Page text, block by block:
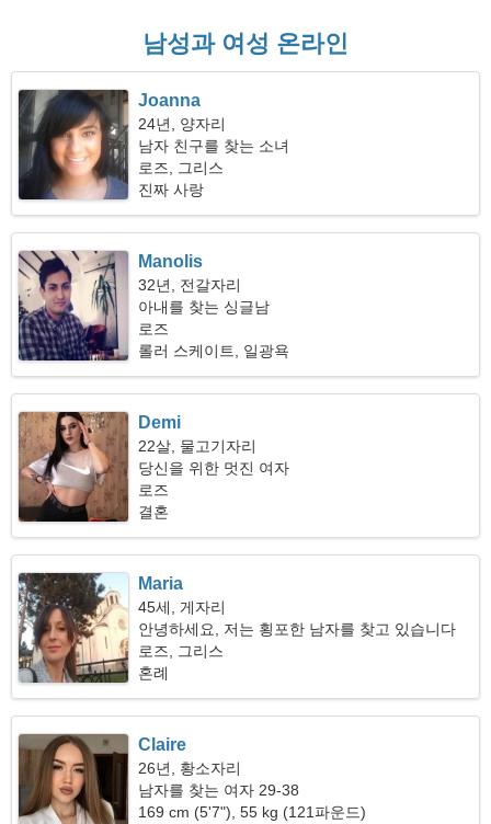
남성과 여성 온라인
Joanna
24년, 양자리
남자 친구를 찾는 소녀
로즈, 그리스
진짜 사랑
Manolis
32년, 전갈자리
아내를 찾는 싱글남
로즈
롤러 스케이트, 일광욕
Demi
22살, 물고기자리
당신을 위한 멋진 여자
로즈
결혼
Maria
45세, 게자리
안녕하세요, 저는 횡포한 남자를 찾고 있습니다
로즈, 그리스
혼례
Claire
26년, 황소자리
남자를 찾는 여자 29-38
169 cm (5'7"), 55 kg (121파운드)